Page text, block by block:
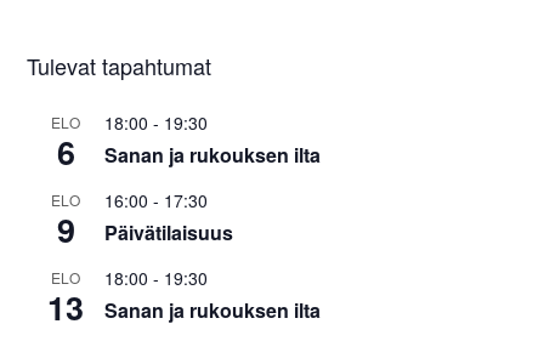
Tulevat tapahtumat
ELO
6
18:00 - 19:30
Sanan ja rukouksen ilta
ELO
9
16:00 - 17:30
Päivätilaisuus
ELO
13
18:00 - 19:30
Sanan ja rukouksen ilta